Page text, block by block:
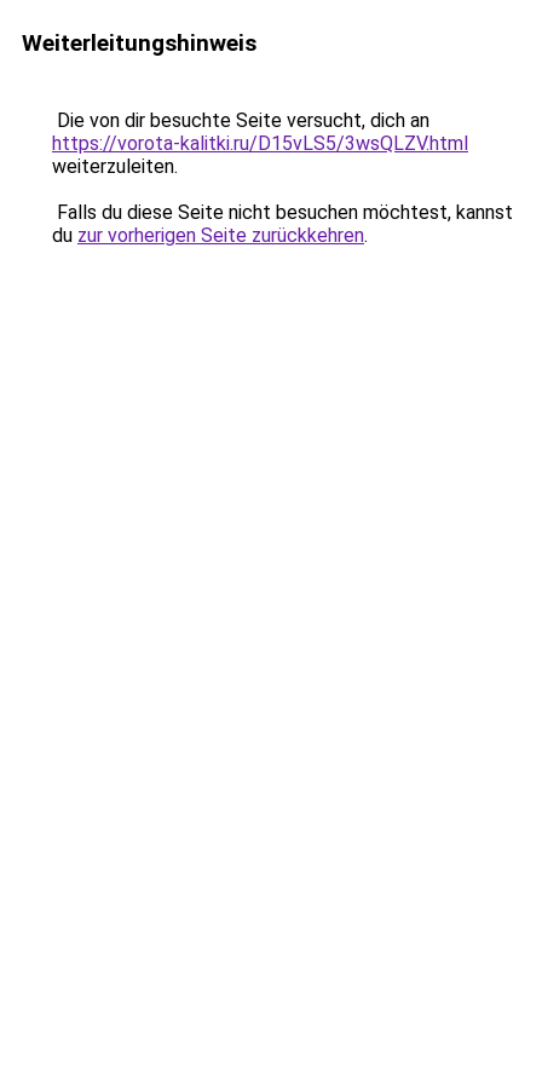
Weiterleitungshinweis
Die von dir besuchte Seite versucht, dich an
https://vorota-kalitki.ru/D15vLS5/3wsQLZV.html
weiterzuleiten.
Falls du diese Seite nicht besuchen möchtest, kannst
du zur vorherigen Seite zurückkehren.